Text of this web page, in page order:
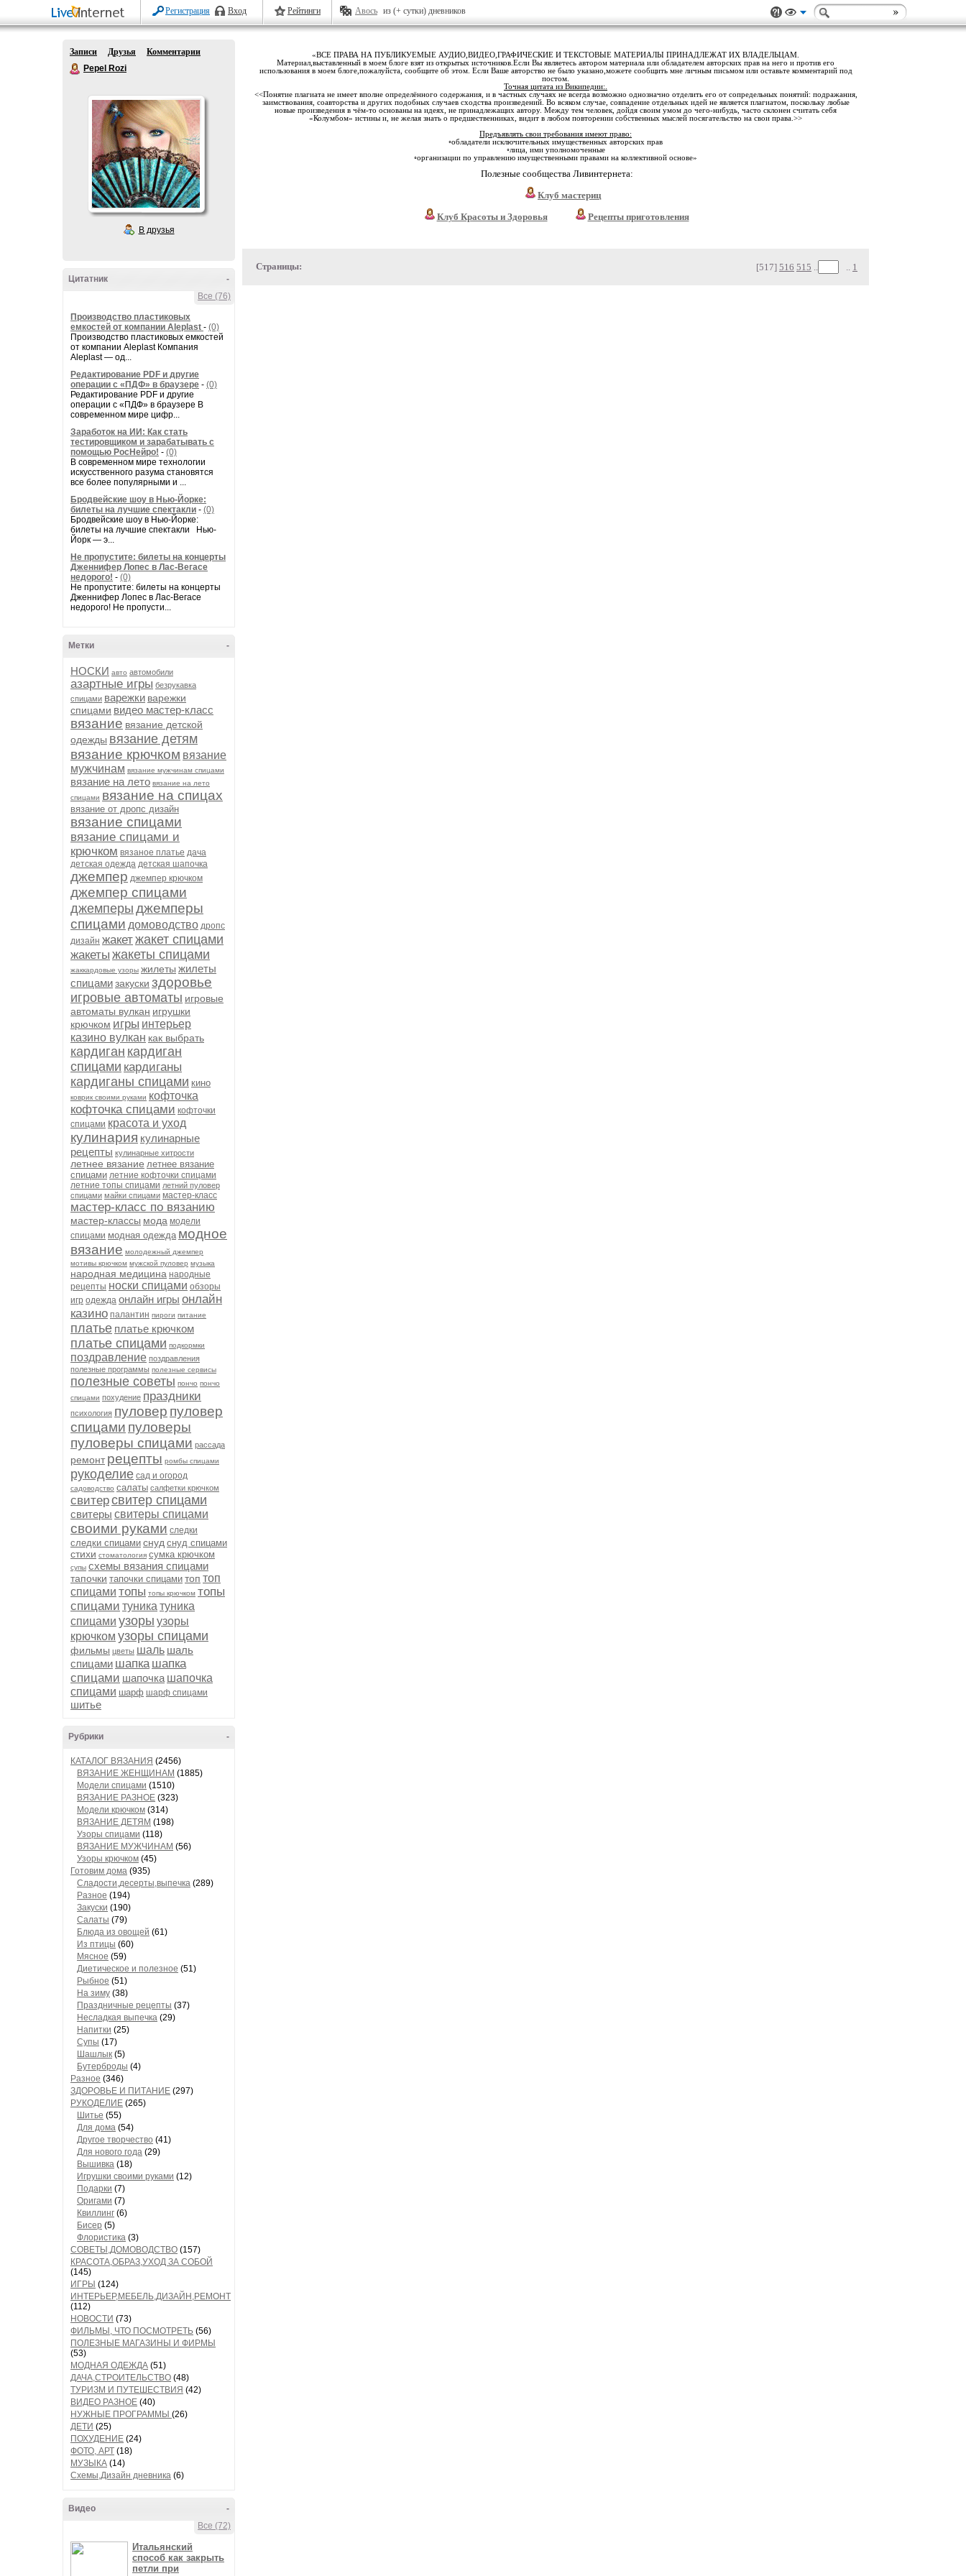
Регистрация Вход Рейтинги Авось из (+ сутки) дневников
Записи Друзья
Комментарии
Pepel Rozi
В друзья
-
Цитатник
Все (76)
Производство пластиковых
емкостей от компании Aleplast - (0)
Производство пластиковых емкостей
от компании Aleplast Компания
Aleplast — од...
Редактирование PDF и другие
операции с «ПДФ» в браузере - (0)
Редактирование PDF и другие
операции с «ПДФ» в браузере В
современном мире цифр...
Заработок на ИИ: Как стать
тестировщиком и зарабатывать с
помощью РосНейро! - (0)
В современном мире технологии
искусственного разума становятся
все более популярными и ...
Бродвейские шоу в Нью-Йорке:
билеты на лучшие спектакли - (0)
Бродвейские шоу в Нью-Йорке:
билеты на лучшие спектакли Нью-
Йорк — э...
Не пропустите: билеты на концерты
Дженнифер Лопес в Лас-Вегасе
недорого! - (0)
Не пропустите: билеты на концерты
Дженнифер Лопес в Лас-Вегасе
недорого! Не пропусти...
-
Метки
НОСКИ авто автомобили
азартные игры безрукавка
спицами варежки варежки
спицами видео мастер-класс
вязание вязание детской
одежды вязание детям
вязание крючком вязание
мужчинам вязание мужчинам спицами
вязание на лето вязание на лето
спицами вязание на спицах
вязание от дропс дизайн
вязание спицами
вязание спицами и
крючком вязаное платье дача
детская одежда детская шапочка
джемпер джемпер крючком
джемпер спицами
джемперы джемперы
спицами домоводство дропс
дизайн жакетжакет спицами
жакеты жакеты спицами
жаккардовые узоры жилеты жилеты
спицамизакуски здоровье
игровые автоматы игровые
автоматы вулкан игрушки
крючком игры интерьер
казино вулкан как выбрать
кардиган кардиган
спицами кардиганы
кардиганы спицами кино
коврик своими руками кофточка
кофточка спицами кофточки
спицами красота и уход
кулинария кулинарные
рецепты кулинарные хитрости
летнее вязание летнее вязание
спицами летние кофточки спицами
летние топы спицами летний пуловер
спицами майки спицами мастер-класс
мастер-класс по вязанию
мастер-классы мода модели
спицами модная одежда модное
вязание молодежный джемпер
мотивы крючком мужской пуловер музыка
народная медицина народные
рецепты носки спицами обзоры
игр одежда онлайн игры онлайн
казино палантин пироги питание
платье платье крючком
платье спицами подкормки
поздравление поздравления
полезные программы полезные сервисы
полезные советы пончо пончо
спицами похудение праздники
психология пуловер пуловер
спицами пуловеры
пуловеры спицами рассада
ремонт рецепты ромбы спицами
рукоделие сад и огород
садоводство салаты салфетки крючком
свитерсвитер спицами
свитеры свитеры спицами
своими руками следки
следки спицами снуд снуд спицами
стихи стоматология сумка крючком
супы схемы вязания спицами
тапочки тапочки спицами топ топ
спицами топы топы крючком топы
спицами туника туника
спицами узоры узоры
крючком узоры спицами
фильмы цветы шаль шаль
спицами шапка шапка
спицами шапочка шапочка
спицами шарф шарф спицами
шитье
-
Рубрики
КАТАЛОГ ВЯЗАНИЯ (2456)
ВЯЗАНИЕ ЖЕНЩИНАМ (1885)
Модели спицами (1510)
ВЯЗАНИЕ РАЗНОЕ (323)
Модели крючком (314)
ВЯЗАНИЕ ДЕТЯМ (198)
Узоры спицами (118)
ВЯЗАНИЕ МУЖЧИНАМ (56)
Узоры крючком (45)
Готовим дома (935)
Сладости,десерты,выпечка (289)
Разное (194)
Закуски (190)
Салаты (79)
Блюда из овощей (61)
Из птицы (60)
Мясное (59)
Диетическое и полезное (51)
Рыбное (51)
На зиму (38)
Праздничные рецепты (37)
Несладкая выпечка (29)
Напитки (25)
Супы (17)
Шашлык (5)
Бутерброды (4)
Разное (346)
ЗДОРОВЬЕ И ПИТАНИЕ (297)
РУКОДЕЛИЕ (265)
Шитье (55)
Для дома (54)
Другое творчество (41)
Для нового года (29)
Вышивка (18)
Игрушки своими руками (12)
Подарки (7)
Оригами (7)
Квиллинг (6)
Бисер (5)
Флористика (3)
СОВЕТЫ,ДОМОВОДСТВО (157)
КРАСОТА,ОБРАЗ,УХОД ЗА СОБОЙ
(145)
ИГРЫ (124)
ИНТЕРЬЕР,МЕБЕЛЬ,ДИЗАЙН,РЕМОНТ
(112)
НОВОСТИ (73)
ФИЛЬМЫ, ЧТО ПОСМОТРЕТЬ (56)
ПОЛЕЗНЫЕ МАГАЗИНЫ И ФИРМЫ
(53)
МОДНАЯ ОДЕЖДА (51)
ДАЧА,СТРОИТЕЛЬСТВО (48)
ТУРИЗМ И ПУТЕШЕСТВИЯ (42)
ВИДЕО РАЗНОЕ (40)
НУЖНЫЕ ПРОГРАММЫ (26)
ДЕТИ (25)
ПОХУДЕНИЕ (24)
ФОТО, АРТ (18)
МУЗЫКА (14)
Схемы,Дизайн дневника (6)
-
Видео
Все (72)
Итальянский
способ как закрыть
петли при
«ВСЕ ПРАВА НА ПУБЛИКУЕМЫЕ АУДИО,ВИДЕО,ГРАФИЧЕСКИЕ И ТЕКСТОВЫЕ МАТЕРИАЛЫ ПРИНАДЛЕЖАТ ИХ ВЛАДЕЛЬЦАМ.
Материал,выставленный в моем блоге взят из открытых источников.Если Вы являетесь автором материала или обладателем авторских прав на него и против его
использования в моем блоге,пожалуйста, сообщите об этом. Если Ваше авторство не было указано,можете сообщить мне личным письмом или оставьте комментарий под
постом.
Точная цитата из Википедии:.
<<Понятие плагиата не имеет вполне определённого содержания, и в частных случаях не всегда возможно однозначно отделить его от сопредельных понятий: подражания,
заимствования, соавторства и других подобных случаев сходства произведений. Во всяком случае, совпадение отдельных идей не является плагиатом, поскольку любые
новые произведения в чём-то основаны на идеях, не принадлежащих автору. Между тем человек, дойдя своим умом до чего-нибудь, часто склонен считать себя
«Колумбом» истины и, не желая знать о предшественниках, видит в любом повторении собственных мыслей посягательство на свои права.>>
Предъявлять свои требования имеют право:
◦обладатели исключительных имущественных авторских прав
◦лица, ими уполномоченные
◦организации по управлению имущественными правами на коллективной основе»
Полезные сообщества Ливинтернета:
Клуб мастериц
Клуб Красоты и Здоровья Рецепты приготовления
Страницы: [517] 516 515 .. .. 1